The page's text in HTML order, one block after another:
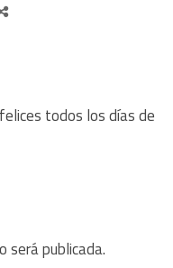
todos los días de
será publicada.